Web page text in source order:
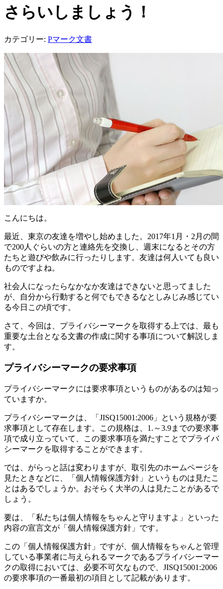
さらいしましょう！
カテゴリー: Pマーク文書
こんにちは。
最近、東京の友達を増やし始めました。2017年1月・2月の間
で200人ぐらいの方と連絡先を交換し、週末になるとその方
たちと遊びや飲みに行ったりします。友達は何人いても良い
ものですよね。
社会人になったらなかなか友達はできないと思ってました
が、自分から行動すると何でもできるなとしみじみ感じてい
る今日この頃です。
さて、今回は、プライバシーマークを取得する上では、最も
重要な土台となる文書の作成に関する事項について解説しま
す。
プライバシーマークの要求事項
プライバシーマークには要求事項というものがあるのは知っ
ていますか。
プライバシーマークは、「JISQ15001:2006」という規格が要
求事項として存在します。この規格は、1.～3.9までの要求事
項で成り立っていて、この要求事項を満たすことでプライバ
シーマークを取得することができます。
では、がらっと話は変わりますが、取引先のホームページを
見たときなどに、「個人情報保護方針」というものは見たこ
とはあるでしょうか。おそらく大半の人は見たことがあるで
しょう。
要は、「私たちは個人情報をちゃんと守りますよ」といった
内容の宣言文が「個人情報保護方針」です。
この「個人情報保護方針」ですが、個人情報をちゃんと管理
している事業者に与えられるマークであるプライバシーマー
クの取得においては、必要不可欠なもので、JISQ15001:2006
の要求事項の一番最初の項目として記載があります。